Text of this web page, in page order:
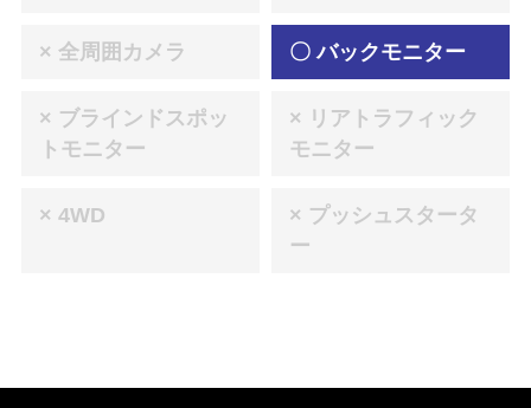
× 全周囲カメラ 〇 バックモニター
× ブラインドスポッ
トモニター
× リアトラフィック
モニター
× 4WD
× プッシュスタータ
ー